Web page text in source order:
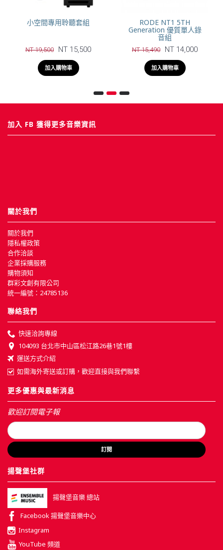
小空間專用聆聽套組
NT 19,500 NT 15,500
加入購物車
RODE NT1 5TH
Generation 優質單人錄
音組
NT 15,490 NT 14,000
加入購物車
加入 FB 獲得更多音樂資訊
關於我們
關於我們
隱私權政策
合作洽談
企業採購服務
購物須知
群彩文創有限公司
統一編號：24785136
聯絡我們
快速洽詢專線
104093 台北市中山區松江路26巷1號1樓
運送方式介紹
如需海外寄送或訂購，歡迎直接與我們聯繫
更多優惠與最新消息
歡迎訂閱電子報
訂閱
揚聲堡社群
揚聲堡音樂 總站
Facebook 揚聲堡音樂中心
Instagram
YouTube 頻道